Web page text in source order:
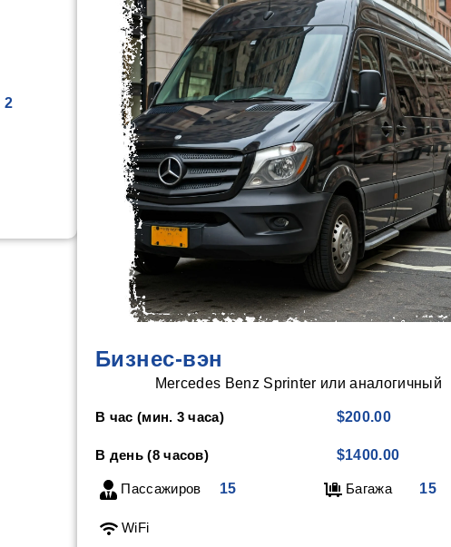
2
Бизнес-вэн
Mercedes Benz Sprinter или аналогичный
В час (мин. 3 часа) $200.00
В день (8 часов) $1400.00
Пассажиров 15 Багажа 15
WiFi